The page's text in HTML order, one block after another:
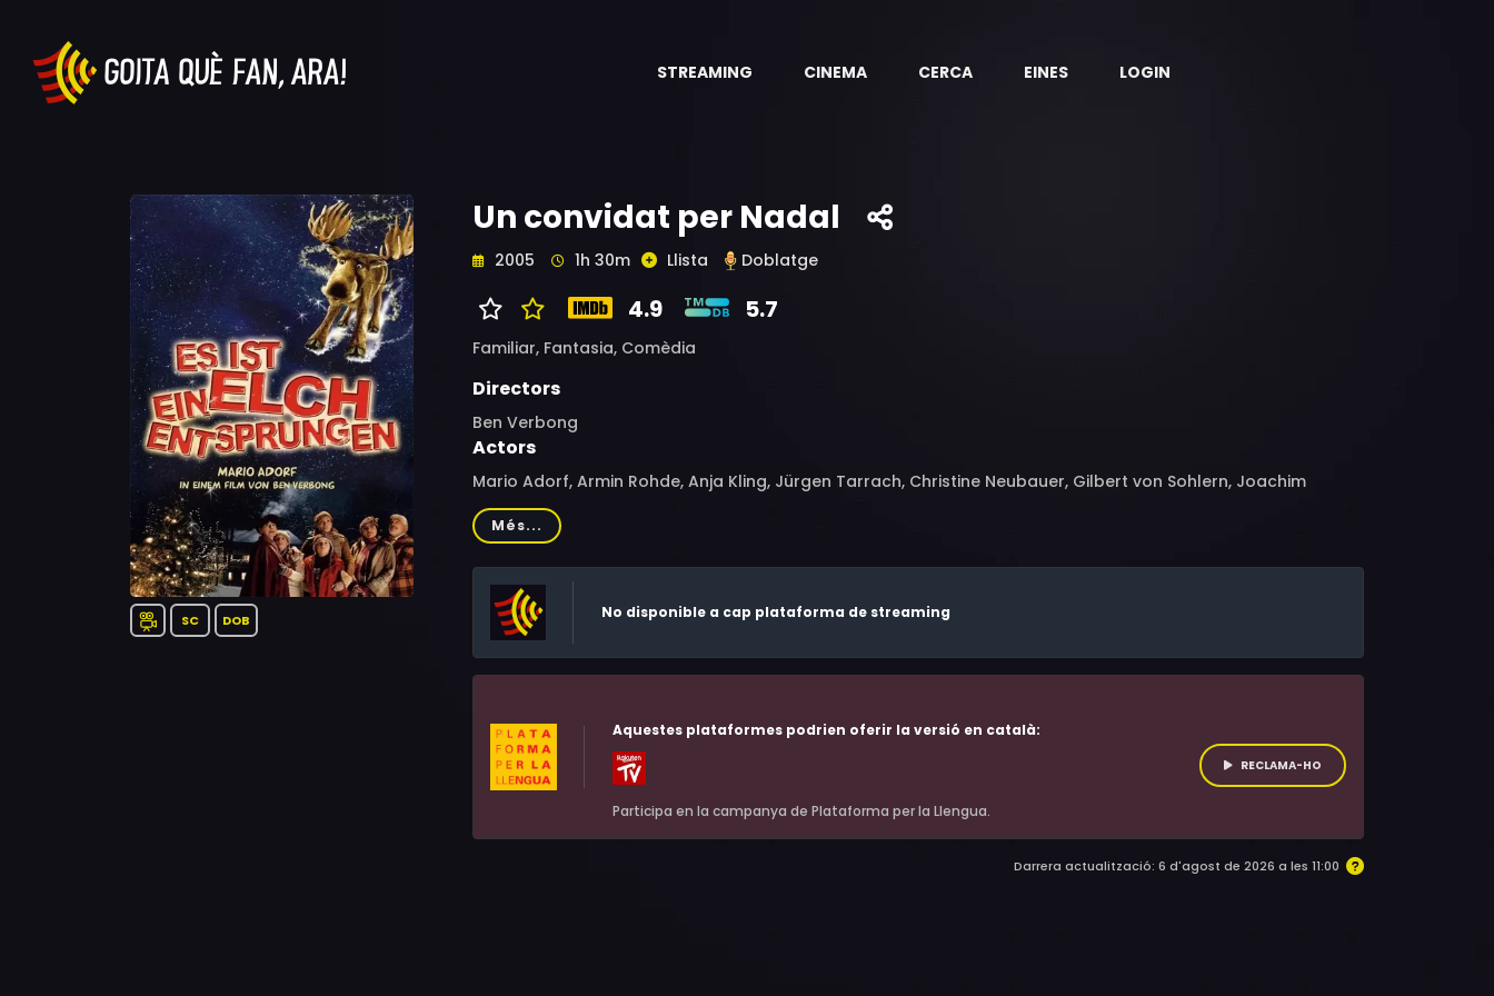
STREAMING CINEMA CERCA EINES LOGIN
SC DOB
Un convidat per Nadal
2005 1h 30m Llista Doblatge
4.9 5.7
Familiar, Fantasia, Comèdia
Directors
Ben Verbong
Actors
Mario Adorf, Armin Rohde, Anja Kling, Jürgen Tarrach, Christine Neubauer, Gilbert von Sohlern, Joachim
Bißmeier, Dirk Galuba, Annika Lau, Christiane von Zündt, Christin Bonin, Uta Rachov, Natalie Euler, Clara Bütow,
Sarah Beck, Monika Hansen, Raban Bieling, Philip Wiegratz, Alexander Liegl, Wolfgang Leikermoser
Més...
No disponible a cap plataforma de streaming
Aquestes plataformes podrien oferir la versió en català:
Participa en la campanya de Plataforma per la Llengua.
RECLAMA-HO
Darrera actualització: 6 d'agost de 2026 a les 11:00